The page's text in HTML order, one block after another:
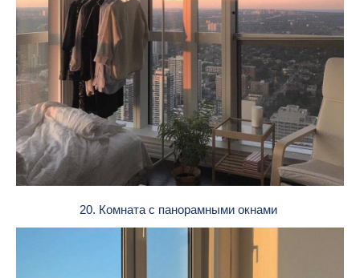
20. Комната с панорамными окнами